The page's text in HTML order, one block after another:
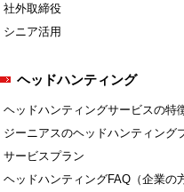
社外取締役
シニア活用
ヘッドハンティング
ヘッドハンティングサービスの特
ジーニアスのヘッドハンティング
サービスプラン
ヘッドハンティングFAQ（企業の